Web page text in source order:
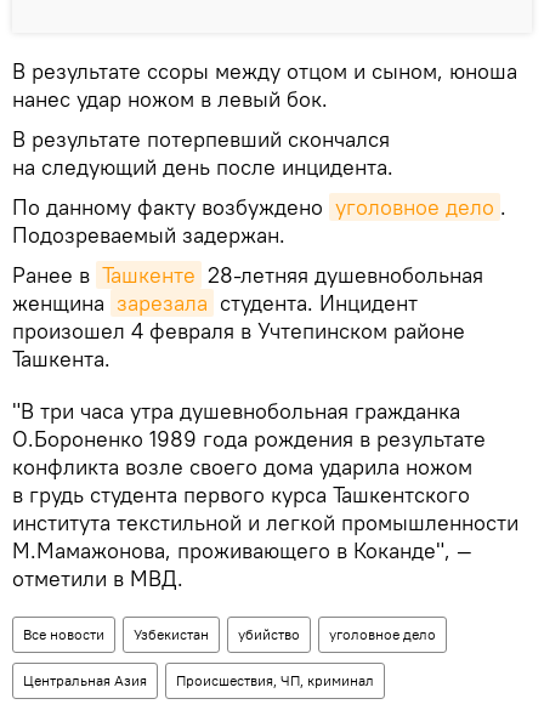
В результате ссоры между отцом и сыном, юноша
нанес удар ножом в левый бок.
В результате потерпевший скончался
на следующий день после инцидента.
По данному факту возбуждено уголовное дело .
Подозреваемый задержан.
Ранее в Ташкенте 28-летняя душевнобольная
женщина зарезала студента. Инцидент
произошел 4 февраля в Учтепинском районе
Ташкента.
"В три часа утра душевнобольная гражданка
О.Бороненко 1989 года рождения в результате
конфликта возле своего дома ударила ножом
в грудь студента первого курса Ташкентского
института текстильной и легкой промышленности
М.Мамажонова, проживающего в Коканде", —
отметили в МВД.
Все новости Узбекистан убийство уголовное дело
Центральная Азия Происшествия, ЧП, криминал